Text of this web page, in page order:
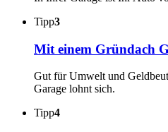
Tipp3
Mit einem Gründach
Gut für Umwelt und
Garage lohnt sich.
Tipp4